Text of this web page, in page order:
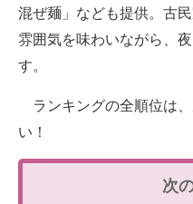
混ぜ麺」なども提供。古
雰囲気を味わいながら、
す。
ランキングの全順位は
い！